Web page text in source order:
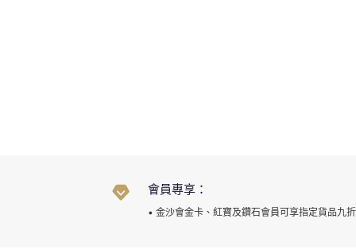
會員專享：
• 金沙會金卡、紅寶及鑽石會員可享指定貨品九